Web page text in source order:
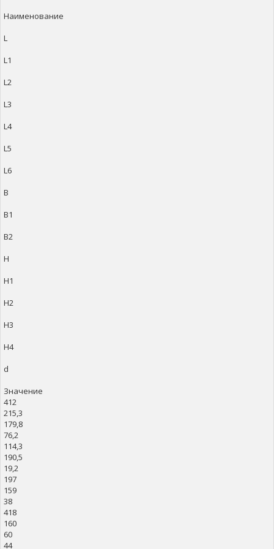
Наименование
L
L1
L2
L3
L4
L5
L6
B
B1
B2
H
H1
H2
H3
H4
d
Значение
412
215,3
179,8
76,2
114,3
190,5
19,2
197
159
38
418
160
60
44